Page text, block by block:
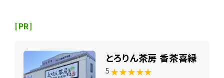
[PR]
とろりん茶房 香茶喜縁
5 ★★★★★